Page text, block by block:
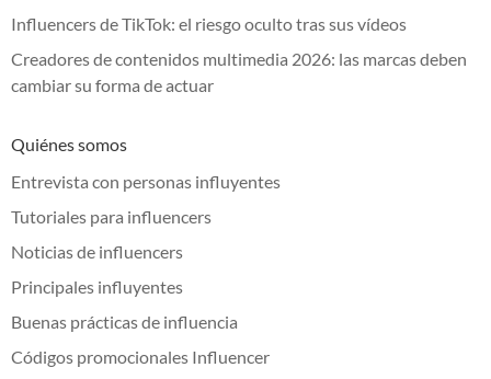
Influencers de TikTok: el riesgo oculto tras sus vídeos
Creadores de contenidos multimedia 2026: las marcas deben
cambiar su forma de actuar
Quiénes somos
Entrevista con personas influyentes
Tutoriales para influencers
Noticias de influencers
Principales influyentes
Buenas prácticas de influencia
Códigos promocionales Influencer